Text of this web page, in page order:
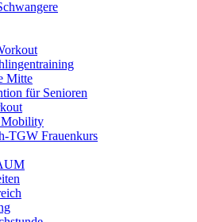
Mitte
für Senioren
Mobility
TGW Frauenkurs